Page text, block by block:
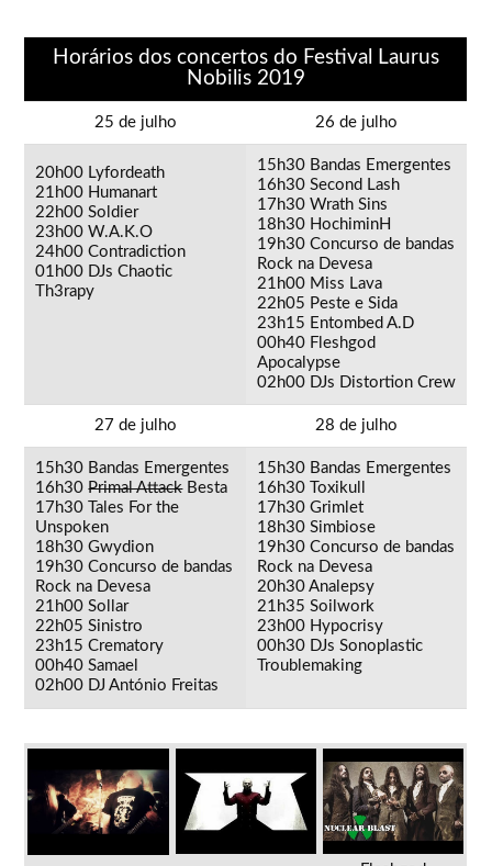
Horários dos concertos do Festival Laurus
Nobilis 2019
25 de julho 26 de julho
20h00 Lyfordeath
21h00 Humanart
22h00 Soldier
23h00 W.A.K.O
24h00 Contradiction
01h00 DJs Chaotic
Th3rapy
15h30 Bandas Emergentes
16h30 Second Lash
17h30 Wrath Sins
18h30 HochiminH
19h30 Concurso de bandas
Rock na Devesa
21h00 Miss Lava
22h05 Peste e Sida
23h15 Entombed A.D
00h40 Fleshgod
Apocalypse
02h00 DJs Distortion Crew
27 de julho 28 de julho
15h30 Bandas Emergentes
16h30Primal AttackBesta
17h30 Tales For the
Unspoken
18h30 Gwydion
19h30 Concurso de bandas
Rock na Devesa
21h00 Sollar
22h05 Sinistro
23h15 Crematory
00h40 Samael
02h00 DJ António Freitas
15h30 Bandas Emergentes
16h30 Toxikull
17h30 Grimlet
18h30 Simbiose
19h30 Concurso de bandas
Rock na Devesa
20h30 Analepsy
21h35 Soilwork
23h00 Hypocrisy
00h30 DJs Sonoplastic
Troublemaking